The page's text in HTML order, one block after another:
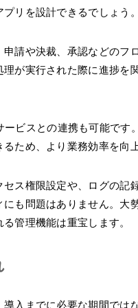
リを設計できるでしょう。
請や決裁、承認などのフ
が実行された際に進捗を
ビスとの連携も可能です
ため、より業務効率を向
ス権限設定や、ログの記
も問題はありません。大
管理機能は重宝します。
入までに必要な期間では